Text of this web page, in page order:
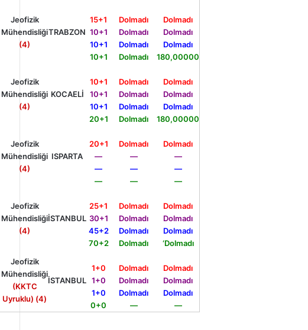
Jeofizik
Mühendisliği
(4)
TRABZON
15+1
10+1
10+1
10+1
Dolmadı
Dolmadı
Dolmadı
Dolmadı
Dolmadı
Dolmadı
Dolmadı
180,00000
Jeofizik
Mühendisliği
(4)
KOCAELİ
10+1
10+1
10+1
20+1
Dolmadı
Dolmadı
Dolmadı
Dolmadı
Dolmadı
Dolmadı
Dolmadı
180,00000
Jeofizik
Mühendisliği
(4)
ISPARTA
20+1
—
—
—
Dolmadı
—
—
—
Dolmadı
—
—
—
Jeofizik
Mühendisliği
(4)
İSTANBUL
25+1
30+1
45+2
70+2
Dolmadı
Dolmadı
Dolmadı
Dolmadı
Dolmadı
Dolmadı
Dolmadı
‘Dolmadı
Jeofizik
Mühendisliği
(KKTC
Uyruklu) (4)
İSTANBUL
1+0
1+0
1+0
0+0
Dolmadı
Dolmadı
Dolmadı
—
Dolmadı
Dolmadı
Dolmadı
—